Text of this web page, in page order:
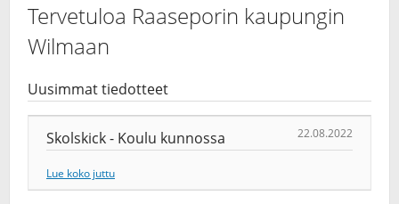
Tervetuloa Raaseporin kaupungin
Wilmaan
Uusimmat tiedotteet
Skolskick - Koulu kunnossa 22.08.2022
Lue koko juttu